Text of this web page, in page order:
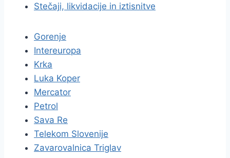
Stečaji, likvidacije in iztisnitve
Gorenje
Intereuropa
Krka
Luka Koper
Mercator
Petrol
Sava Re
Telekom Slovenije
Zavarovalnica Triglav